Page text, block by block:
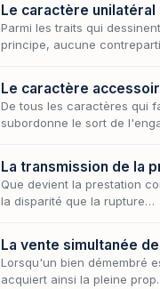
Le caractère unilatéral
Parmi les traits qui
principe, aucune
Le caractère
De tous les caractères qui
subordonne le sort de
La transmission de la
Que devient la prestation
la disparité que la rupture…
La vente simultanée
Lorsqu'un bien démembré
acquiert ainsi la pleine